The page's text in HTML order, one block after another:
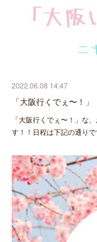
2022.06.08 14:47
「大阪行くでぇ〜！」
「大阪行くでぇ〜！」な
す！！日程は下記の通り